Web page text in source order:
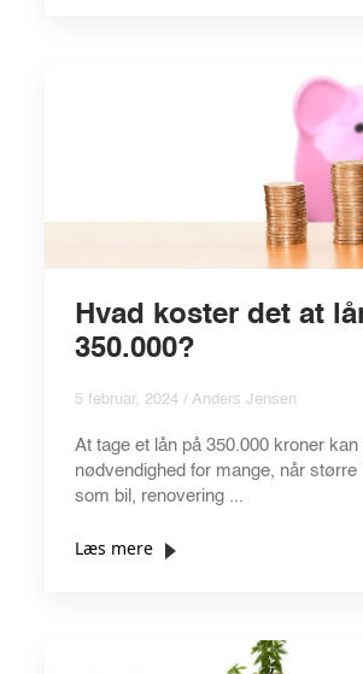
Hvad koster det at
350.000?
5 februar, 2024 / Anders Jensen
At tage et lån på 350.000 kroner
nødvendighed for mange, når større
som bil, renovering ...
Læs mere